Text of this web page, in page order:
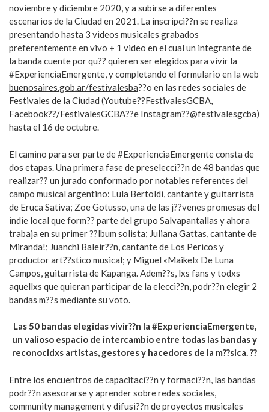
noviembre y diciembre 2020, y a subirse a diferentes
escenarios de la Ciudad en 2021. La inscripci??n se realiza
presentando hasta 3 videos musicales grabados
preferentemente en vivo + 1 video en el cual un integrante de
la banda cuente por qu?? quieren ser elegidos para vivir la
#ExperienciaEmergente, y completando el formulario en la web
buenosaires.gob.ar/festivalesba??o en las redes sociales de
Festivales de la Ciudad (Youtube??FestivalesGCBA,
Facebook??/FestivalesGCBA??e Instagram??@festivalesgcba)
hasta el 16 de octubre.
El camino para ser parte de #ExperienciaEmergente consta de
dos etapas. Una primera fase de preselecci??n de 48 bandas que
realizar?? un jurado conformado por notables referentes del
campo musical argentino: Lula Bertoldi, cantante y guitarrista
de Eruca Sativa; Zoe Gotusso, una de las j??venes promesas del
indie local que form?? parte del grupo Salvapantallas y ahora
trabaja en su primer ??lbum solista; Juliana Gattas, cantante de
Miranda!; Juanchi Baleir??n, cantante de Los Pericos y
productor art??stico musical; y Miguel «Maikel» De Luna
Campos, guitarrista de Kapanga. Adem??s, lxs fans y todxs
aquellxs que quieran participar de la elecci??n, podr??n elegir 2
bandas m??s mediante su voto.
Las 50 bandas elegidas vivir??n la #ExperienciaEmergente,
un valioso espacio de intercambio entre todas las bandas y
reconocidxs artistas, gestores y hacedores de la m??sica. ??
Entre los encuentros de capacitaci??n y formaci??n, las bandas
podr??n asesorarse y aprender sobre redes sociales,
community management y difusi??n de proyectos musicales